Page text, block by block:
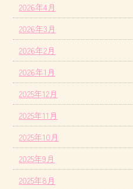
2026年4月
2026年3月
2026年2月
2026年1月
2025年12月
2025年11月
2025年10月
2025年9月
2025年8月